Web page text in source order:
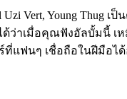
Vert, Young Thug เป็
ยกได้ว่าเมื่อคุณฟังอัลบั้
แฟนๆ เชื่อถือในฝีมือไ